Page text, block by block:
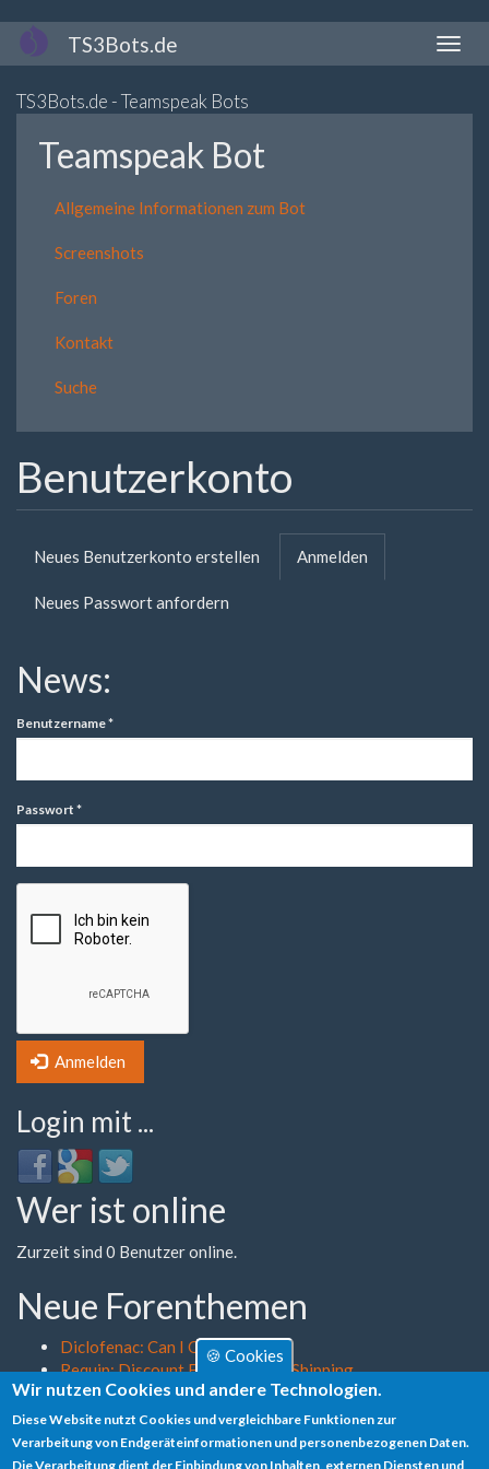
Direkt
zum
TS3Bots.de
TS3Bots.de - Teamspeak Bots
Teamspeak Bot
Allgemeine Informationen zum Bot
Screenshots
Foren
Kontakt
Suche
Benutzerkonto
Primäre
Reiter
Neues Benutzerkonto erstellen Anmelden
Reiter)
Neues Passwort anfordern
News:
Benutzername*
Passwort *
Anmelden
Login mit ...
Login
with
Facebook
Login
with
Google
Login
with
Twitter
Wer ist online
Zurzeit sind 0 Benutzer online.
Neue Forenthemen
Diclofenac: Can I Order
Requip: Discount Find Saturday Shipping
Vpxl: Mastercard Fast Delivery Vermont
Himcolin: Buy Cheap None Online
Cytoxan: Cheap Internet Drug
🍪 Cookies
Wir nutzen Cookies und andere Technologien.
Diese Website nutzt Cookies und vergleichbare Funktionen zur
Verarbeitung von Endgeräteinformationen und personenbezogenen Daten.
Die Verarbeitung dient der Einbindung von Inhalten, externen Diensten und